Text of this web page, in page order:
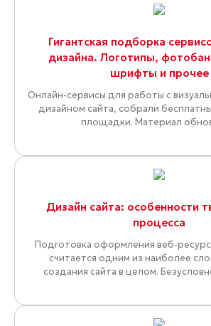
Гигантская подборка
дизайна. Логотипы,
шрифты и прочее
Онлайн-сервисы для работы с
дизайном сайта, собрали
площадки. Материал
Дизайн сайта: особенности
процесса
Подготовка оформления веб-
считается одним из наиболее
создания сайта в целом.